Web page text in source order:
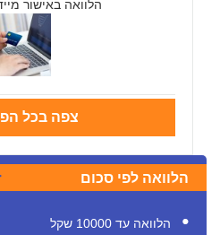
הלוואה באישור
צפה בכל
הלוואה לפי סכום
הלוואה עד 10000 שקל